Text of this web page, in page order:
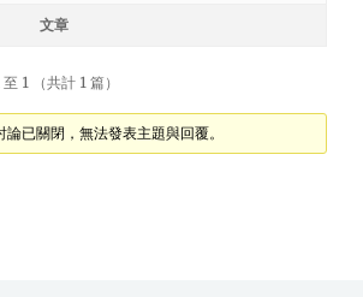
文章
1 （共計 1 篇）
論已關閉，無法發表主題與回覆。